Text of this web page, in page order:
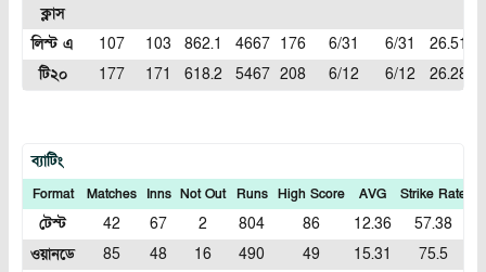
ক্লাস
লিস্ট এ 107 103 862.1 4667 176 6/31 6/31 26.51
টি২০
177 171 618.2 5467 208 6/12 6/12 26.28
ব্যাটিং
Format Matches Inns Not Out Runs High Score AVG Strike Rate
টেস্ট 42 67 2 804 86 12.36
57.38
ওয়ানডে
85 48 16 490 49 15.31
75.5